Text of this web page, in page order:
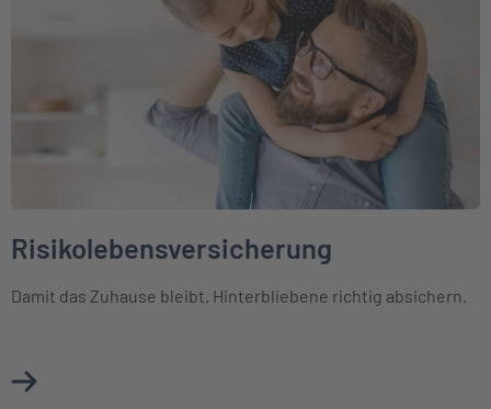
Risikolebensversicherung
Damit das Zuhause bleibt. Hinterbliebene richtig absichern.
Mehr über Risikolebensversicherung erfahren